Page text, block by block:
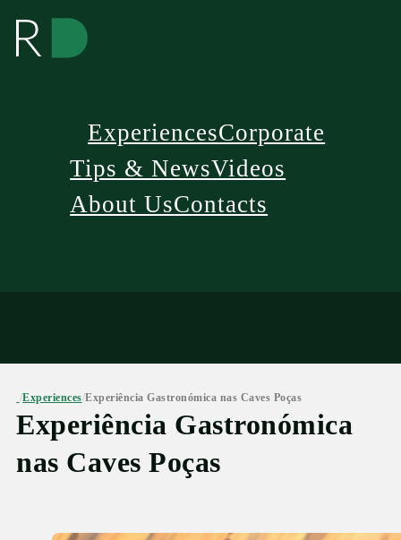
ExperiencesCorporate
Tips & NewsVideos
About UsContacts
/Experiences/Experiência Gastronómica nas Caves Poças
Experiência Gastronómica
nas Caves Poças